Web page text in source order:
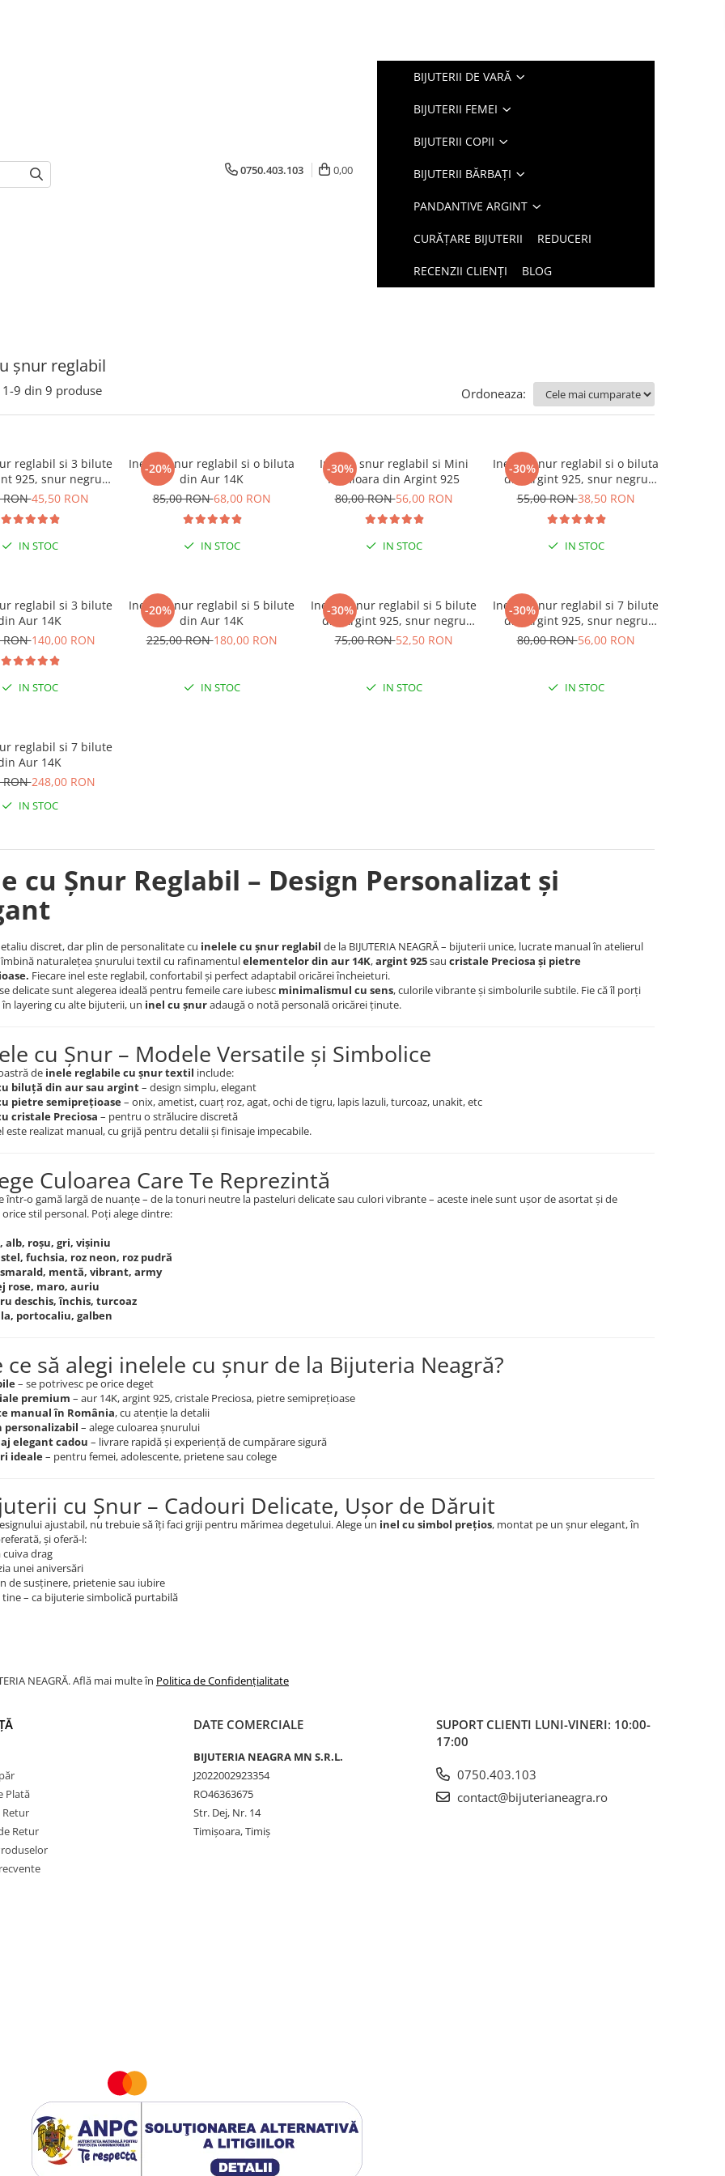
0750.403.103 0,00
BIJUTERII DE VARĂ
BIJUTERII FEMEI
BIJUTERII COPII
BIJUTERII BĂRBAȚI
PANDANTIVE ARGINT
CURĂȚARE BIJUTERII REDUCERI
RECENZII CLIENȚI BLOG
șnur reglabil
1-9 din 9 produse Ordoneaza:
reglabil si 3 bilute
925, snur negru
reglabil
RON45,50 RON
IN STOC
-20%
Inel cu snur reglabil si o biluta
din Aur 14K
85,00 RON68,00 RON
IN STOC
-30%
Inel cu snur reglabil si Mini
Inimioara din Argint 925
80,00 RON56,00 RON
IN STOC
-30%
Inel cu snur reglabil si o biluta
din Argint 925, snur negru
reglabil
55,00 RON38,50 RON
IN STOC
reglabil si 3 bilute
Aur 14K
RON140,00 RON
IN STOC
-20%
Inel cu snur reglabil si 5 bilute
din Aur 14K
225,00 RON180,00 RON
IN STOC
-30%
Inel cu snur reglabil si 5 bilute
din Argint 925, snur negru
reglabil
75,00 RON52,50 RON
IN STOC
-30%
Inel cu snur reglabil si 7 bilute
din Argint 925, snur negru
reglabil
80,00 RON56,00 RON
IN STOC
reglabil si 7 bilute
Aur 14K
RON248,00 RON
IN STOC
cu Șnur Reglabil – Design Personalizat și
discret, dar plin de personalitate cu inelele cu șnur reglabil de la BIJUTERIA NEAGRĂ – bijuterii unice, lucrate manual în atelierul
naturalețea șnurului textil cu rafinamentulelementelor din aur 14K,argint 925sau cristale Preciosa și pietre
Fiecare inel este reglabil, confortabil și perfect adaptabil oricărei încheieturi.
delicate sunt alegerea ideală pentru femeile care iubesc minimalismul cu sens, culorile vibrante și simbolurile subtile. Fie că îl porți
layering cu alte bijuterii, un inel cu șnuradaugă o notă personală oricărei ținute.
cu Șnur – Modele Versatile și Simbolice
de inele reglabile cu șnur textil include:
biluță din aur sau argint– design simplu, elegant
pietre semiprețioase– onix, ametist, cuarț roz, agat, ochi de tigru, lapis lazuli, turcoaz, unakit, etc
cristale Preciosa – pentru o strălucire discretă
este realizat manual, cu grijă pentru detalii și finisaje impecabile.
Culoarea Care Te Reprezintă
într-o gamă largă de nuanțe – de la tonuri neutre la pasteluri delicate sau culori vibrante – aceste inele sunt ușor de asortat și de
stil personal. Poți alege dintre:
, alb, roșu, gri, vișiniu
fuchsia, roz neon, roz pudră
mentă, vibrant, army
rose, maro, auriu
deschis, închis, turcoaz
portocaliu, galben
ce să alegi inelele cu șnur de la Bijuteria Neagră?
– se potrivesc pe orice deget
premium – aur 14K, argint 925, cristale Preciosa, pietre semiprețioase
manual în România, cu atenție la detalii
personalizabil – alege culoarea șnurului
elegant cadou – livrare rapidă și experiență de cumpărare sigură
ideale– pentru femei, adolescente, prietene sau colege
cu Șnur – Cadouri Delicate, Ușor de Dăruit
ajustabil, nu trebuie să îți faci griji pentru mărimea degetului. Alege un inel cu simbol prețios, montat pe un șnur elegant, în
și oferă-l:
cuiva drag
unei aniversări
de susținere, prietenie sau iubire
– ca bijuterie simbolică purtabilă
NEAGRĂ. Află mai multe în Politica de Confidențialitate
Plată
Retur
Retur
DATE COMERCIALE
BIJUTERIA NEAGRA MN S.R.L.
J2022002923354
RO46363675
Str. Dej, Nr. 14
Timișoara, Timiș
SUPORT CLIENTI LUNI-VINERI: 10:00-
17:00
0750.403.103
contact@bijuterianeagra.ro